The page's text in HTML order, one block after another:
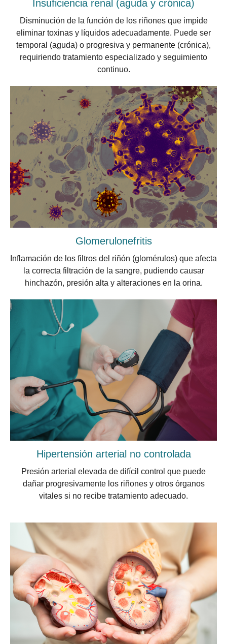
Insuficiencia renal (aguda y crónica)
Disminución de la función de los riñones que impide
eliminar toxinas y líquidos adecuadamente. Puede ser
temporal (aguda) o progresiva y permanente (crónica),
requiriendo tratamiento especializado y seguimiento
continuo.
Glomerulonefritis
Inflamación de los filtros del riñón (glomérulos) que afecta
la correcta filtración de la sangre, pudiendo causar
hinchazón, presión alta y alteraciones en la orina.
Hipertensión arterial no controlada
Presión arterial elevada de difícil control que puede
dañar progresivamente los riñones y otros órganos
vitales si no recibe tratamiento adecuado.